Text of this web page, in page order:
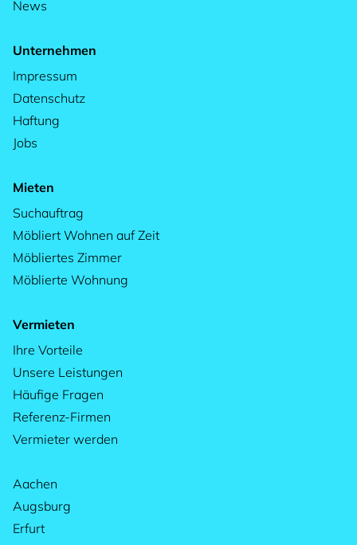
News
Unternehmen
Impressum
Datenschutz
Haftung
Jobs
Mieten
Suchauftrag
Möbliert Wohnen auf Zeit
Möbliertes Zimmer
Möblierte Wohnung
Vermieten
Ihre Vorteile
Unsere Leistungen
Häufige Fragen
Referenz-Firmen
Vermieter werden
Aachen
Augsburg
Erfurt